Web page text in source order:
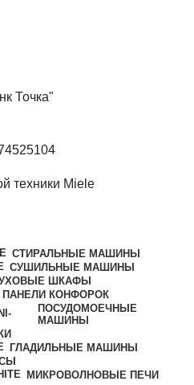
Точка"
техники Miele
СТИРАЛЬНЫЕ МАШИНЫ
СУШИЛЬНЫЕ МАШИНЫ
ШКАФЫ
ПАНЕЛИ КОНФОРОК
ПОСУДОМОЕЧНЫЕ
МАШИНЫ
ГЛАДИЛЬНЫЕ МАШИНЫ
МИКРОВОЛНОВЫЕ ПЕЧИ